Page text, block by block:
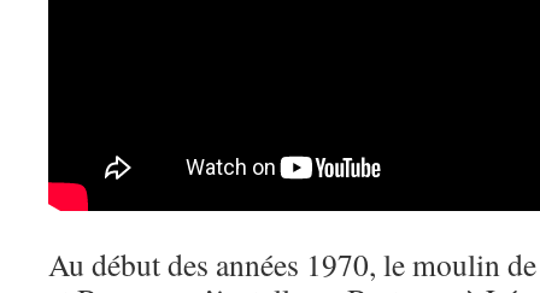
Au début des années 1970, le moulin